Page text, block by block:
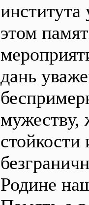
института
этом
дань
мужеству,
стойкости
Родине